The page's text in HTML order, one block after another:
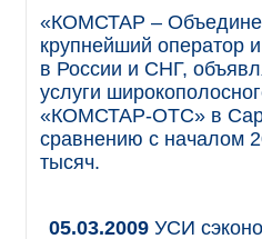
«КОМСТАР –
крупнейший оператор
в России и СНГ,
услуги
«КОМСТАР-ОТС» в
сравнению с началом
тысяч.
05.03.2009 УСИ